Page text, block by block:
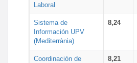
Laboral
Sistema de
Información UPV
(Mediterrània)
8,24
Coordinación de
8,21